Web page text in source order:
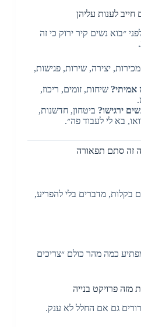
״בוא נשים קיר ירוק כי זה
מכירות, יצירה, שירות, פגישות,
אמיתי? שיחות, זומים, ריכוז,
ירגישו? ביטחון, חדשנות,
בא לי לעבוד פה״.
זה סתם תפאורה
בקלות, מדברים בלי להפריע,
כמה מהר כולם ״צריכים
מזה פרויקט בנייה
גם אם החלל לא ענק.